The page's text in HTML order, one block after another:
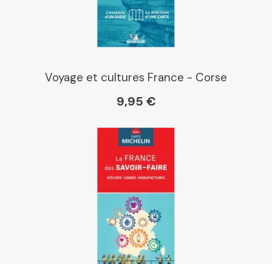
Voyage et cultures France - Corse
9,95 €